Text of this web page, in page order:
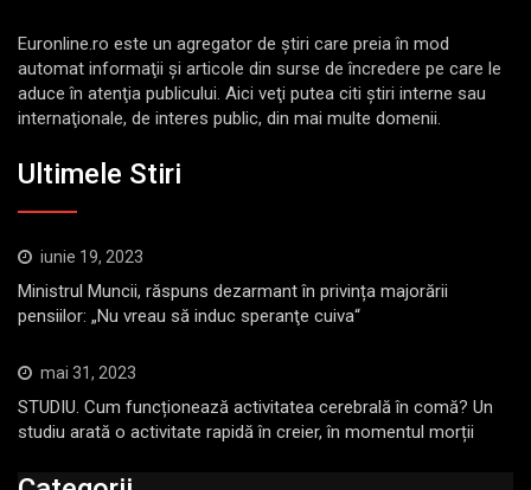
Euronline.ro este un agregator de ştiri care preia în mod
automat informaţii şi articole din surse de încredere pe care le
aduce în atenţia publicului. Aici veţi putea citi ştiri interne sau
internaţionale, de interes public, din mai multe domenii.
Ultimele Stiri
iunie 19, 2023
Ministrul Muncii, răspuns dezarmant în privința majorării
pensiilor: „Nu vreau să induc speranţe cuiva“
mai 31, 2023
STUDIU. Cum funcționează activitatea cerebrală în comă? Un
studiu arată o activitate rapidă în creier, în momentul morții